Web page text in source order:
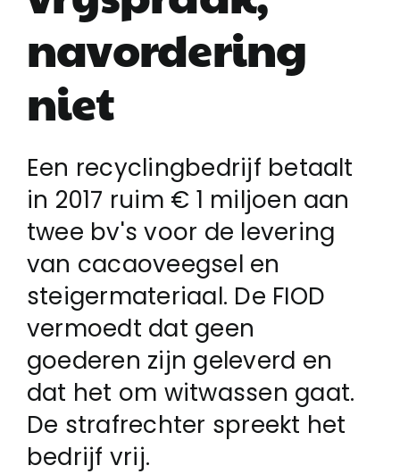
Over ons
Contact
navordering
niet
Een recyclingbedrijf betaalt
in 2017 ruim € 1 miljoen aan
twee bv's voor de levering
van cacaoveegsel en
steigermateriaal. De FIOD
vermoedt dat geen
goederen zijn geleverd en
dat het om witwassen gaat.
De strafrechter spreekt het
bedrijf vrij.